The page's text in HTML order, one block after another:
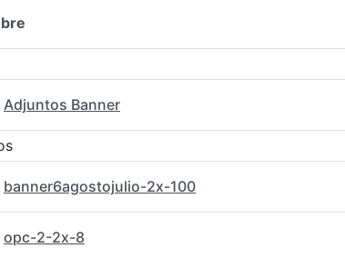
elemento
Adjuntos Banner
banner6agostojulio-2x-100
opc-2-2x-8